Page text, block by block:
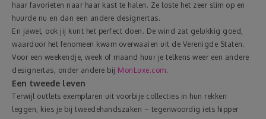
haar favorieten naar haar kast te halen. Ze loste het zeer slim op en
huurde nu en dan een andere designertas.
En jawel, ook jij kunt het perfect doen. De wind zat gelukkig goed,
waardoor het fenomeen kwam overwaaien uit de Verenigde Staten.
Voor een weekendje, week of maand huur je telkens weer een andere
designertas, onder andere bij MonLuxe.com.
Een tweede leven
Terwijl outlets exemplaren uit voorbije collecties in hun rekken
leggen, kies je bij tweedehandszaken – tegenwoordig iets hipper